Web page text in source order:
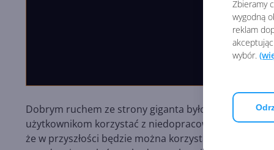
Zbieramy
wygodną
reklam
wybór.
Dobrym ruchem ze strony giganta było wycofanie
użytkownikom korzystać z niedopracowanej
że w przyszłości będzie można korzystać z